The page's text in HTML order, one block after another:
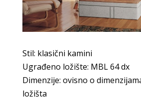
Stil: klasični kamini
Ugrađeno ložište: MBL 64 dx
Dimenzije: ovisno o
ložišta